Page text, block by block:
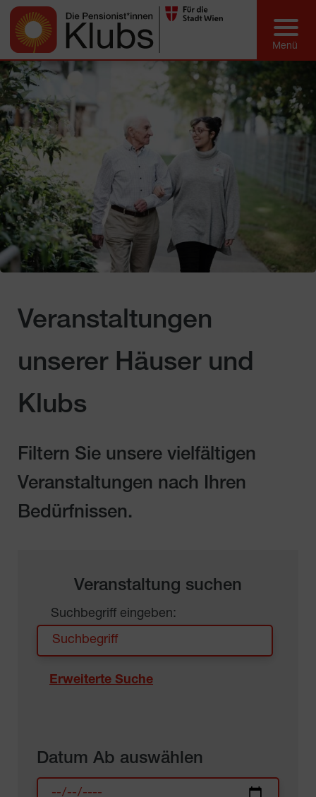
Veranstaltungen
unserer Häuser und
Klubs
Filtern Sie unsere vielfältigen
Veranstaltungen nach Ihren
Bedürfnissen.
Veranstaltung suchen
Suchbegriff eingeben:
Erweiterte Suche
Datum Ab auswählen